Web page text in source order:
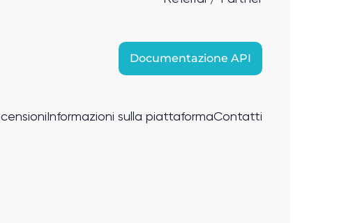
Documentazione API
Informazioni sulla piattaformaContatti